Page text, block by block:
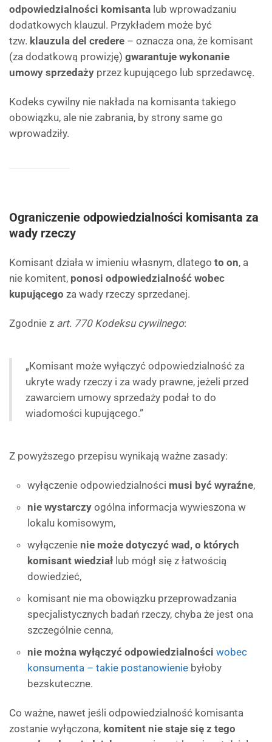
odpowiedzialności komisanta lub wprowadzaniu
dodatkowych klauzul. Przykładem może być
tzw. klauzula del credere – oznacza ona, że komisant
(za dodatkową prowizję) gwarantuje wykonanie
umowy sprzedaży przez kupującego lub sprzedawcę.
Kodeks cywilny nie nakłada na komisanta takiego
obowiązku, ale nie zabrania, by strony same go
wprowadziły.
Ograniczenie odpowiedzialności komisanta za
wady rzeczy
Komisant działa w imieniu własnym, dlatego to on, a
nie komitent, ponosi odpowiedzialność wobec
kupującego za wady rzeczy sprzedanej.
Zgodnie z art. 770 Kodeksu cywilnego:
„Komisant może wyłączyć odpowiedzialność za
ukryte wady rzeczy i za wady prawne, jeżeli przed
zawarciem umowy sprzedaży podał to do
wiadomości kupującego.”
Z powyższego przepisu wynikają ważne zasady:
wyłączenie odpowiedzialności musi być wyraźne,
nie wystarczy ogólna informacja wywieszona w
lokalu komisowym,
wyłączenie nie może dotyczyć wad, o których
komisant wiedział lub mógł się z łatwością
dowiedzieć,
komisant nie ma obowiązku przeprowadzania
specjalistycznych badań rzeczy, chyba że jest ona
szczególnie cenna,
nie można wyłączyć odpowiedzialności wobec
konsumenta – takie postanowienie byłoby
bezskuteczne.
Co ważne, nawet jeśli odpowiedzialność komisanta
zostanie wyłączona, komitent nie staje się z tego